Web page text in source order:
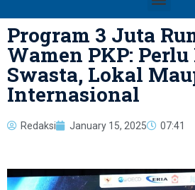
Program 3 Juta
Wamen PKP:
Swasta, Lokal
Internasional
Redaksi January 15, 2025 07:41